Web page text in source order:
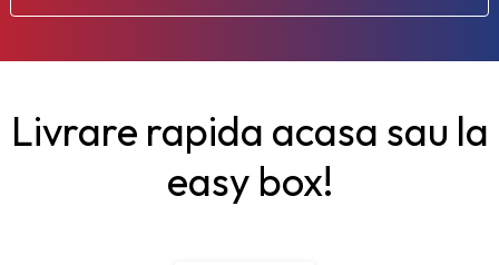
Livrare rapida acasa sau la
easy box!